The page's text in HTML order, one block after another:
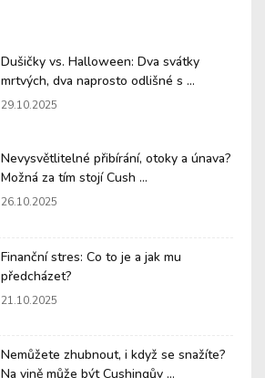
Dušičky vs. Halloween: Dva svátky
mrtvých, dva naprosto odlišné s ...
29.10.2025
Nevysvětlitelné přibírání, otoky a únava?
Možná za tím stojí Cush ...
26.10.2025
Finanční stres: Co to je a jak mu
předcházet?
21.10.2025
Nemůžete zhubnout, i když se snažíte?
Na vině může být Cushingův ...